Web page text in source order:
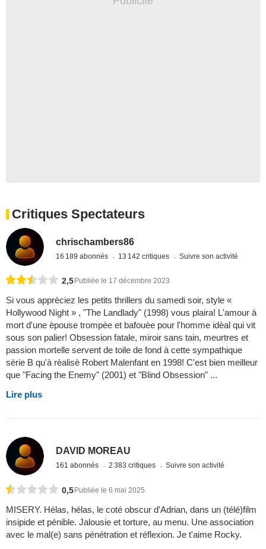
Critiques Spectateurs
chrischambers86
16 189 abonnés 13 142 critiques Suivre son activité
2,5 Publiée le 17 décembre 2023
Si vous apprèciez les petits thrillers du samedi soir, style «
Hollywood Night » , "The Landlady" (1998) vous plaira! L'amour à
mort d'une èpouse trompèe et bafouèe pour l'homme idèal qui vit
sous son palier! Obsession fatale, miroir sans tain, meurtres et
passion mortelle servent de toile de fond à cette sympathique
sèrie B qu'à rèalisè Robert Malenfant en 1998! C'est bien meilleur
que "Facing the Enemy" (2001) et "Blind Obsession" ...
Lire plus
DAVID MOREAU
161 abonnés 2 383 critiques Suivre son activité
0,5Publiée le 6 mai 2025
MISERY. Hélas, hélas, le coté obscur d'Adrian, dans un (télé)film
insipide et pénible. Jalousie et torture, au menu. Une association
avec le mal(e) sans pénétration et réflexion. Je t'aime Rocky.